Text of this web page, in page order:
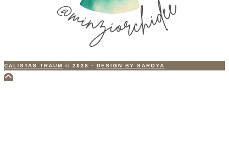
CALISTAS TRAUM © 2026 · DESIGN BY SAROYA
Scroll